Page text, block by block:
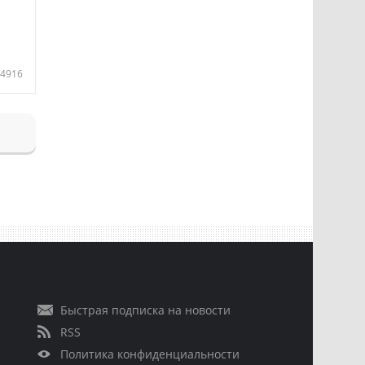
4916
Быстрая подписка на новости
RSS
Политика конфиденциальности